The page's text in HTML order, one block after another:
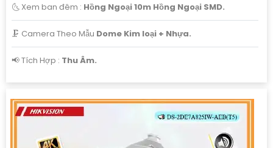
🌜 Xem ban đêm : Hồng Ngoại 10m Hồng Ngoại SMD.
🗜️ Camera Theo Mẫu Dome Kim loại + Nhựa.
️📢 Tích Hợp : Thu Âm.